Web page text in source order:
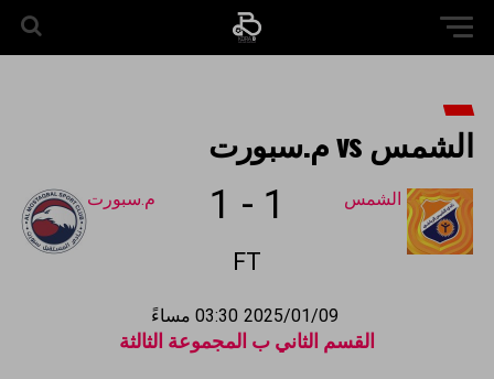
الشمس vs م.سبورت
الشمس 1
-
1
FT
م.سبورت
2025/01/09 03:30 مساءً
القسم الثاني ب المجموعة الثالثة